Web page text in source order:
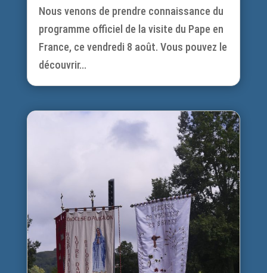
Nous venons de prendre connaissance du
programme officiel de la visite du Pape en
France, ce vendredi 8 août. Vous pouvez le
découvrir...